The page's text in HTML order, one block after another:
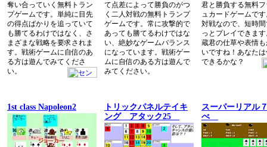
奪い合っていく無料トラン
プゲームです。単純に目先
の得点ばかりを追っていて
も勝てるわけではなく、さ
まざまな戦略を要求されま
す。戦術ゲームに自信のあ
る方は遊んでみてくださ
い。
て点差によって勝負のがつ
く二人対戦の無料トランプ
ゲームです。常に攻撃的で
あっても勝てるわけではな
い、絶妙なゲームバランス
になっています。戦術ゲー
ムに自信のある方は遊んで
みてください。
君と勝負する無料
ュカードゲームで
対戦なので、短時
っとプレイできま
蔵君の仕草や表情
いですね！あなた
できるかな？
1st class Napoleon2
トリックパネルテイキ
ング アタック25
スーパーリアル
べ